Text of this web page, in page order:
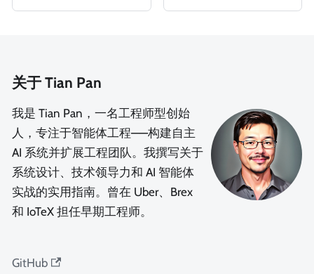
关于 Tian Pan
我是 Tian Pan，一名工程师型创始
人，专注于智能体工程——构建自主
AI 系统并扩展工程团队。我撰写关于
系统设计、技术领导力和 AI 智能体
实战的实用指南。曾在 Uber、Brex
和 IoTeX 担任早期工程师。
GitHub